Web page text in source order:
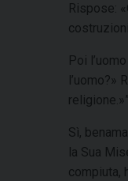
Rispose:
Poi
religione.»”
Sì,
la Sua
compiuta,